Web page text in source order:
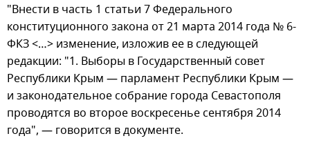
"Внести в часть 1 статьи 7 Федерального
конституционного закона от 21 марта 2014 года № 6-
ФКЗ <…> изменение, изложив ее в следующей
редакции: "1. Выборы в Государственный совет
Республики Крым — парламент Республики Крым —
и законодательное собрание города Севастополя
проводятся во второе воскресенье сентября 2014
года", — говорится в документе.